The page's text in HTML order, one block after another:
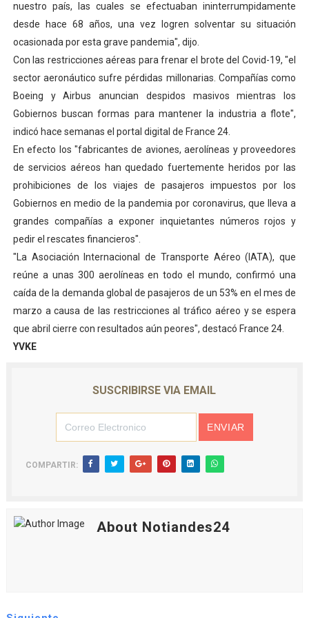
Fundecem inició con éxito el taller vacacional de
El Lactario del Iahula celebra la Semana Mundial de la
Plan Vacacional "Venezuela Ríe 2026" brinda
Inicia el plan vacacional Venezuela Renace en el
nuestro país, las cuales se efectuaban ininterrumpidamente
desde hace 68 años, una vez logren solventar su situación
ocasionada por esta grave pandemia", dijo.
Con las restricciones aéreas para frenar el brote del Covid-19, "el
sector aeronáutico sufre pérdidas millonarias. Compañías como
Boeing y Airbus anuncian despidos masivos mientras los
Gobiernos buscan formas para mantener la industria a flote",
indicó hace semanas el portal digital de France 24.
En efecto los "fabricantes de aviones, aerolíneas y proveedores
de servicios aéreos han quedado fuertemente heridos por las
prohibiciones de los viajes de pasajeros impuestos por los
Gobiernos en medio de la pandemia por coronavirus, que lleva a
grandes compañías a exponer inquietantes números rojos y
pedir el rescates financieros".
"La Asociación Internacional de Transporte Aéreo (IATA), que
reúne a unas 300 aerolíneas en todo el mundo, confirmó una
caída de la demanda global de pasajeros de un 53% en el mes de
marzo a causa de las restricciones al tráfico aéreo y se espera
que abril cierre con resultados aún peores", destacó France 24.
YVKE
SUSCRIBIRSE VIA EMAIL
COMPARTIR:
About Notiandes24